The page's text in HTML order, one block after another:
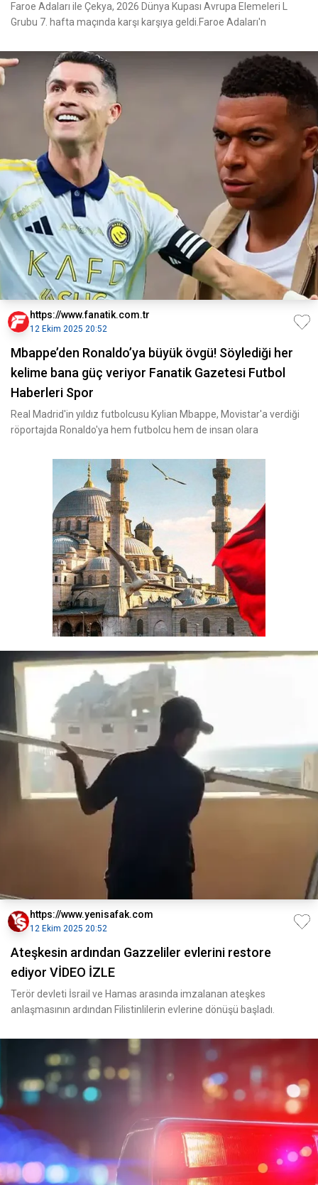
Faroe Adaları ile Çekya, 2026 Dünya Kupası Avrupa Elemeleri L
Grubu 7. hafta maçında karşı karşıya geldi.Faroe Adaları'n
https://www.fanatik.com.tr
12 Ekim 2025 20:52
Mbappe’den Ronaldo’ya büyük övgü! Söylediği her
kelime bana güç veriyor Fanatik Gazetesi Futbol
Haberleri Spor
Real Madrid'in yıldız futbolcusu Kylian Mbappe, Movistar'a verdiği
röportajda Ronaldo'ya hem futbolcu hem de insan olara
https://www.yenisafak.com
12 Ekim 2025 20:52
Ateşkesin ardından Gazzeliler evlerini restore
ediyor VİDEO İZLE
Terör devleti İsrail ve Hamas arasında imzalanan ateşkes
anlaşmasının ardından Filistinlilerin evlerine dönüşü başladı.